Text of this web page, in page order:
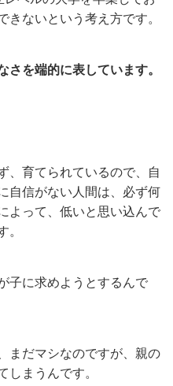
ないという考え方です。
を端的に表しています。
、育てられているので、自
自信がない人間は、必ず何
よって、低いと思い込んで
子に求めようとするんで
まだマシなのですが、親の
まうんです。